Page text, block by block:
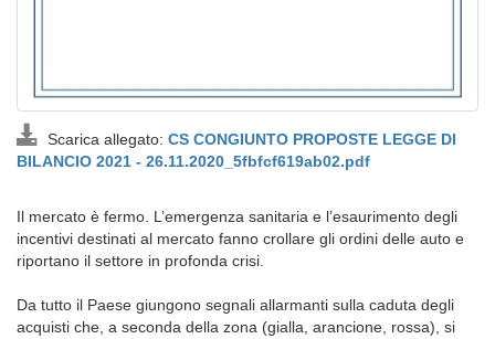
Scarica allegato: CS CONGIUNTO PROPOSTE LEGGE DI
BILANCIO 2021 - 26.11.2020_5fbfcf619ab02.pdf
Il mercato è fermo. L’emergenza sanitaria e l’esaurimento degli
incentivi destinati al mercato fanno crollare gli ordini delle auto e
riportano il settore in profonda crisi.
Da tutto il Paese giungono segnali allarmanti sulla caduta degli
acquisti che, a seconda della zona (gialla, arancione, rossa), si